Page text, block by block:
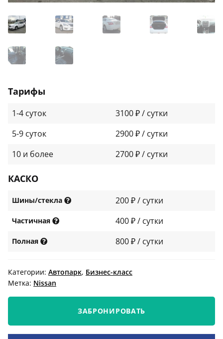
Тарифы
1-4 суток
3100 ₽ / сутки
5-9 суток
2900 ₽ / сутки
10 и более
2700 ₽ / сутки
КАСКО
Шины/стекла 200 ₽ / сутки
Частичная 400 ₽ / сутки
Полная 800 ₽ / сутки
Категории: Автопарк, Бизнес-класс
Метка: Nissan
ЗАБРОНИРОВАТЬ